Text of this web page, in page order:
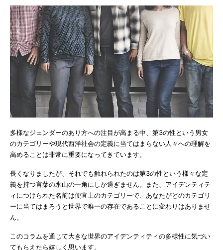
多様なジェンダーのあり方への注目が高まる中、第3の性という男女
のカテゴリーや現代西洋社会の定義に当てはまらない人々への理解を
高めることは非常に重要になってきています。
長くなりましたが、それでも触れられたのは第3の性という様々な定
義を持つ言葉の氷山の一角にしか過ぎません。また、アイデンティテ
ィにつけられた名前は便宜上のカテゴリーで、あなたがどのカテゴリ
ーに当てはまろうと世界で唯一の存在であることに変わりはありませ
ん。
このコラムを通じて大きな世界のアイデンティティの多様性に気づい
てもらえたら嬉しく思います。